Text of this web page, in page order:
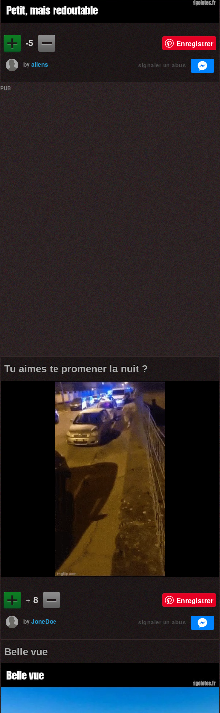
-5 Enregistrer
byaliens signaler un abus
PUB
Tu aimes te promener la nuit ?
+ 8 Enregistrer
byJoneDoe signaler un abus
Belle vue